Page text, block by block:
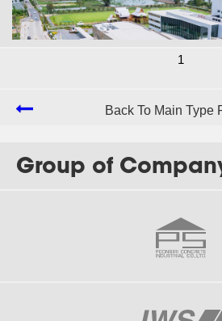
Basis International school
1
Back To Main Type
Group of